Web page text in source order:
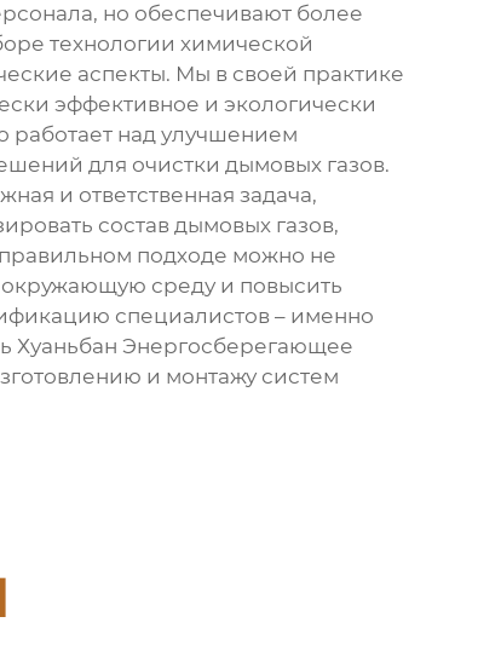
но обеспечивают более
технологии химической
аспекты. Мы в своей практике
эффективное и экологически
над улучшением
для очистки дымовых газов.
и ответственная задача,
состав дымовых газов,
подходе можно не
окружающую среду и повысить
специалистов – именно
Хуаньбан Энергосберегающее
и монтажу систем